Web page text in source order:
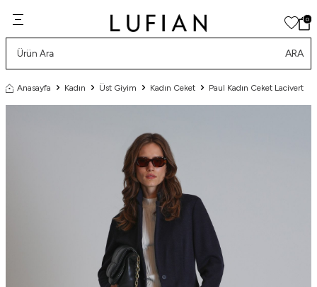
0
ARA
Anasayfa Kadın Üst Giyim Kadın Ceket Paul Kadın Ceket Lacivert